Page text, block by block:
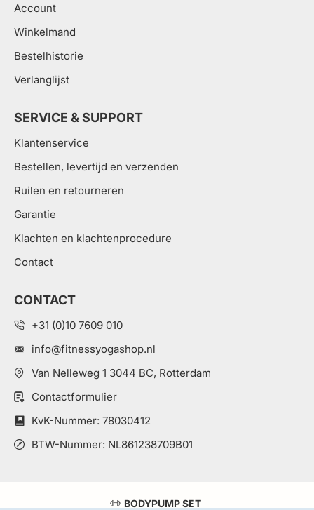
Account
Winkelmand
Bestelhistorie
Verlanglijst
SERVICE & SUPPORT
Klantenservice
Bestellen, levertijd en verzenden
Ruilen en retourneren
Garantie
Klachten en klachtenprocedure
Contact
CONTACT
+31 (0)10 7609 010
info@fitnessyogashop.nl
Van Nelleweg 1 3044 BC, Rotterdam
Contactformulier
KvK-Nummer: 78030412
BTW-Nummer: NL861238709B01
BODYPUMP SET